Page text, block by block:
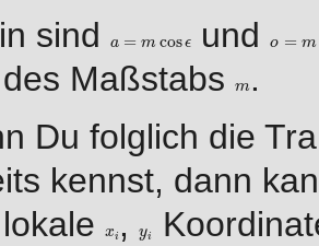
sind a = m cosϵ
a =mcosϵ undo = m
Maßstabs m
m.
Du folglich die
kennst, dann
xi
xi ,yi
yi